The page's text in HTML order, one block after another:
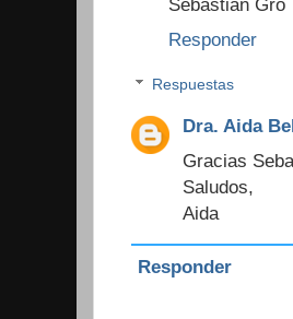
Responder
Respuestas
Dra. Aida
Gracias
Saludos,
Aida
Responder